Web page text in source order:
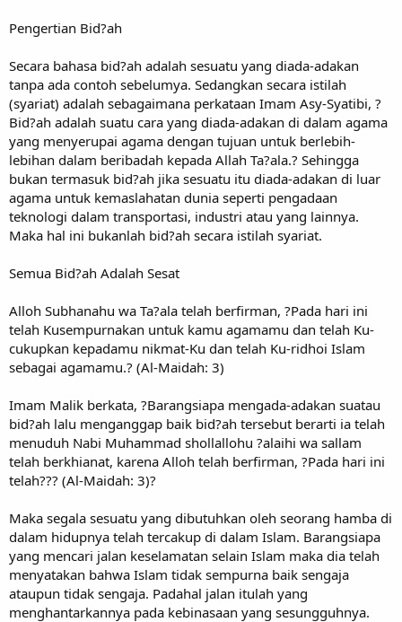
Pengertian Bid?ah
Secara bahasa bid?ah adalah sesuatu yang diada-adakan
tanpa ada contoh sebelumya. Sedangkan secara istilah
(syariat) adalah sebagaimana perkataan Imam Asy-Syatibi, ?
Bid?ah adalah suatu cara yang diada-adakan di dalam agama
yang menyerupai agama dengan tujuan untuk berlebih-
lebihan dalam beribadah kepada Allah Ta?ala.? Sehingga
bukan termasuk bid?ah jika sesuatu itu diada-adakan di luar
agama untuk kemaslahatan dunia seperti pengadaan
teknologi dalam transportasi, industri atau yang lainnya.
Maka hal ini bukanlah bid?ah secara istilah syariat.
Semua Bid?ah Adalah Sesat
Alloh Subhanahu wa Ta?ala telah berfirman, ?Pada hari ini
telah Kusempurnakan untuk kamu agamamu dan telah Ku-
cukupkan kepadamu nikmat-Ku dan telah Ku-ridhoi Islam
sebagai agamamu.? (Al-Maidah: 3)
Imam Malik berkata, ?Barangsiapa mengada-adakan suatau
bid?ah lalu menganggap baik bid?ah tersebut berarti ia telah
menuduh Nabi Muhammad shollallohu ?alaihi wa sallam
telah berkhianat, karena Alloh telah berfirman, ?Pada hari ini
telah??? (Al-Maidah: 3)?
Maka segala sesuatu yang dibutuhkan oleh seorang hamba di
dalam hidupnya telah tercakup di dalam Islam. Barangsiapa
yang mencari jalan keselamatan selain Islam maka dia telah
menyatakan bahwa Islam tidak sempurna baik sengaja
ataupun tidak sengaja. Padahal jalan itulah yang
menghantarkannya pada kebinasaan yang sesungguhnya.